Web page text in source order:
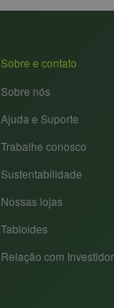
Sobre e contato
Sobre nós
Ajuda e Suporte
Trabalhe conosco
Sustentabilidade
Nossas lojas
Tabloides
Relação com